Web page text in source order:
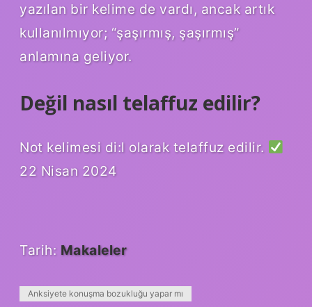
yazılan bir kelime de vardı, ancak artık
kullanılmıyor; “şaşırmış, şaşırmış”
anlamına geliyor.
Değil nasıl telaffuz edilir?
Not kelimesi di:l olarak telaffuz edilir.
22 Nisan 2024
Tarih: Makaleler
Anksiyete konuşma bozukluğu yapar mı